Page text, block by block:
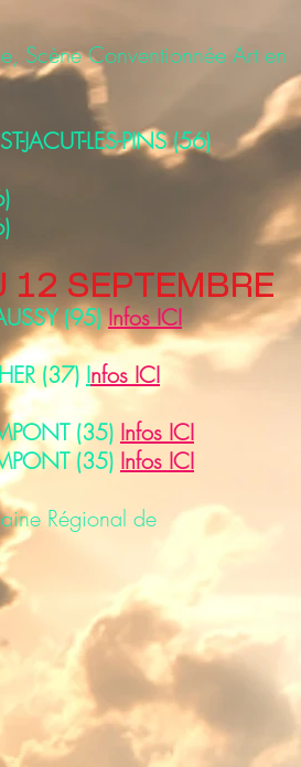
Scène Conventionnée Art en
ST-JACUT-LES-PINS (56)
12 SEPTEMBRE
(95)Infos ICI
(37)Infos ICI
(35) Infos ICI
(35) Infos ICI
Régional de